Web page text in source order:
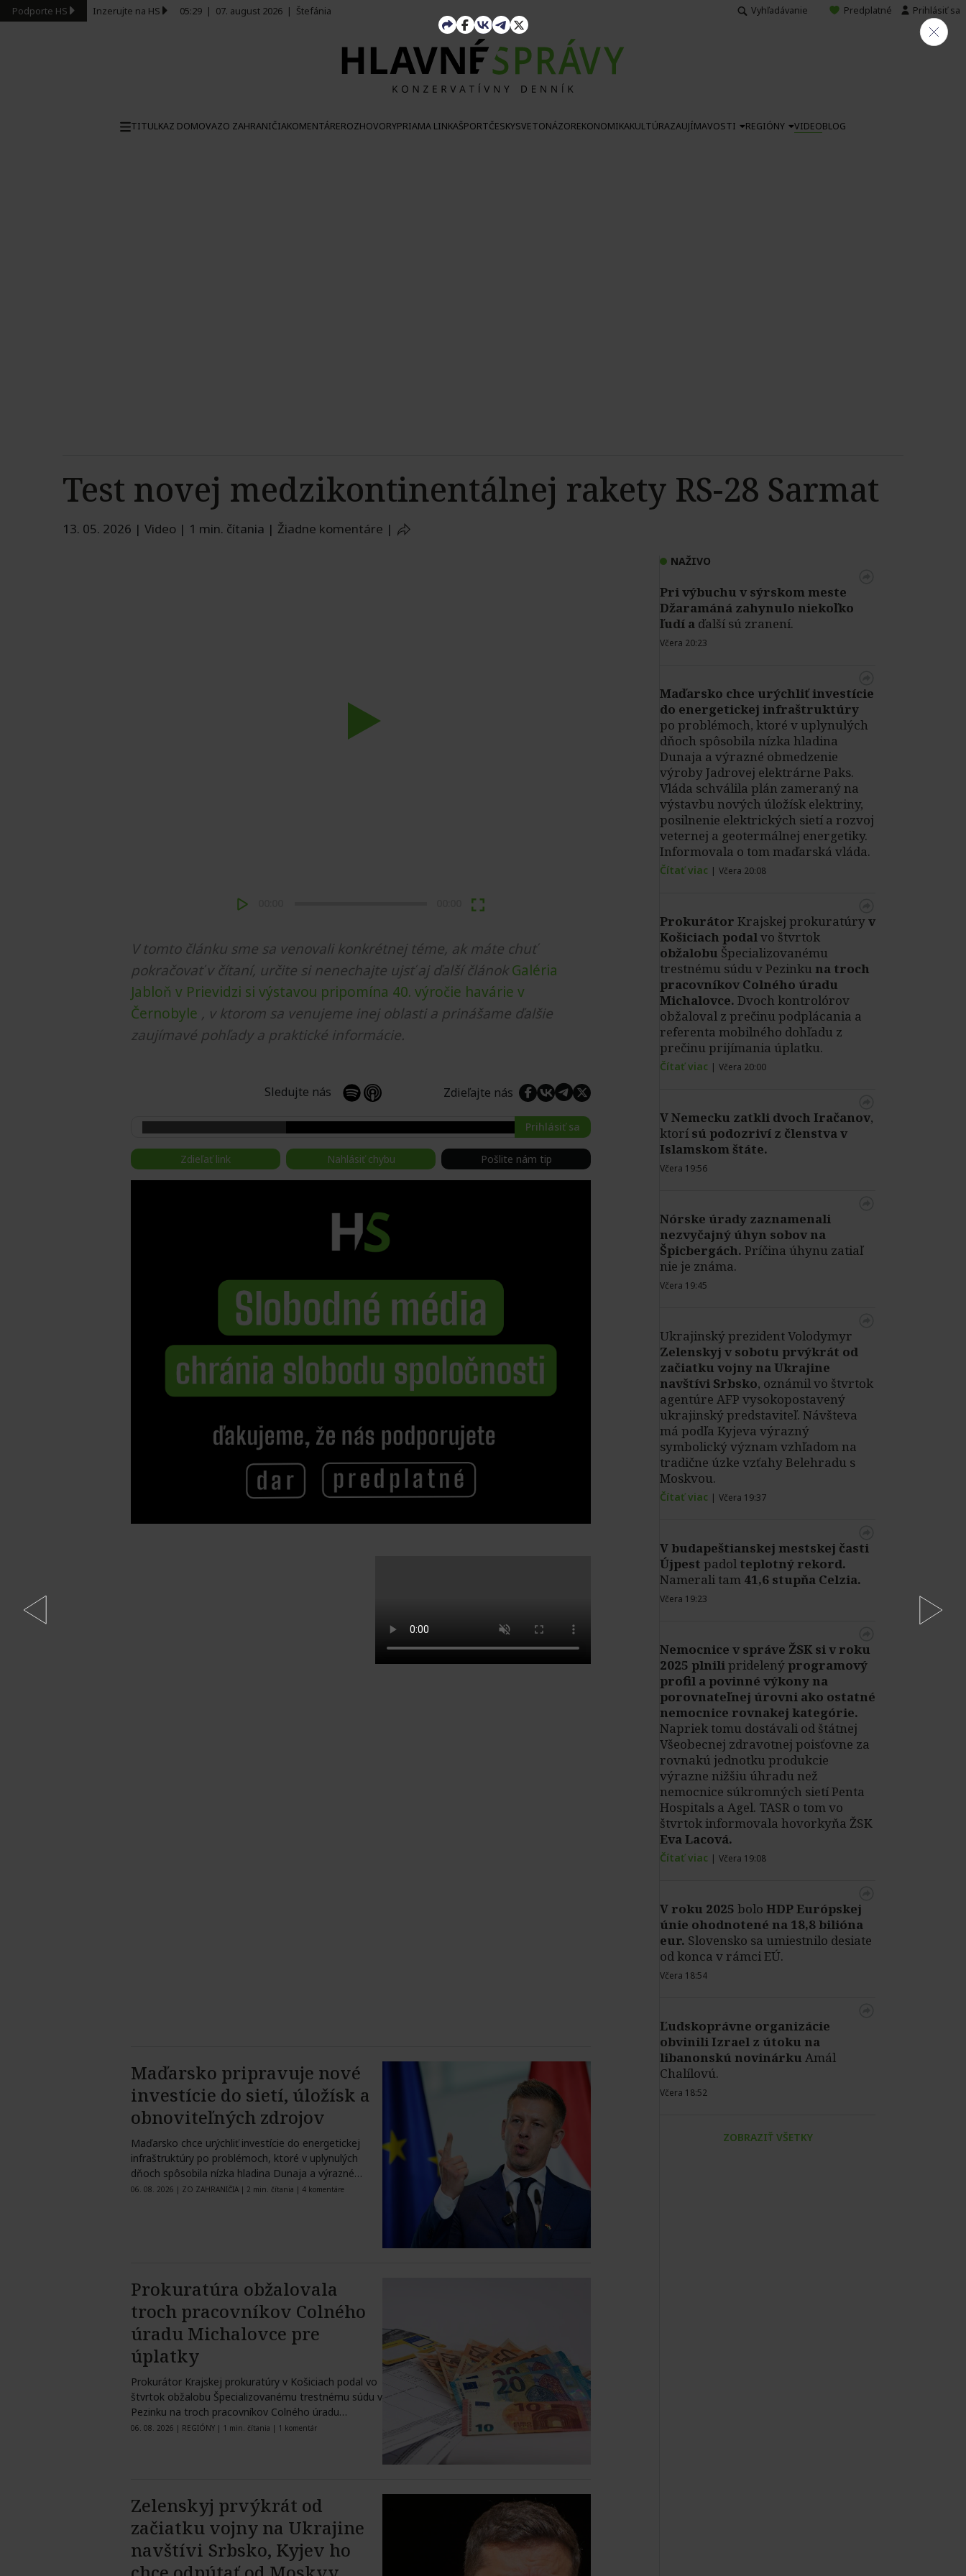
Podporte HS Inzerujte na HS 05:29 | 07. august 2026 | Štefánia Vyhľadávanie Predplatné Prihlásiť sa
TITULKAZ DOMOVAZO ZAHRANIČIAKOMENTÁREROZHOVORYPRIAMA LINKAŠPORTČESKYSVETONÁZOREKONOMIKAKULTÚRAZAUJÍMAVOSTI REGIÓNY VIDEOBLOG
Test novej medzikontinentálnej rakety RS-28 Sarmat
13. 05. 2026 | Video | 1 min. čítania | Žiadne komentáre |
V tomto článku sme sa venovali konkrétnej téme, ak máte chuť
pokračovať v čítaní, určite si nenechajte ujsť aj ďalší článok Galéria
Jabloň v Prievidzi si výstavou pripomína 40. výročie havárie v
Černobyle , v ktorom sa venujeme inej oblasti a prinášame ďalšie
zaujímavé pohľady a praktické informácie.
Sledujte nás Zdieľajte nás
Prihlásiť sa
Zdieľať link Nahlásiť chybu Pošlite nám tip
Maďarsko pripravuje nové
investície do sietí, úložísk a
obnoviteľných zdrojov
Maďarsko chce urýchliť investície do energetickej
infraštruktúry po problémoch, ktoré v uplynulých
dňoch spôsobila nízka hladina Dunaja a výrazné
obmedzenie…
06. 08. 2026 | ZO ZAHRANIČIA | 2 min. čítania | 4 komentáre
Prokuratúra obžalovala
troch pracovníkov Colného
úradu Michalovce pre
úplatky
Prokurátor Krajskej prokuratúry v Košiciach podal vo
štvrtok obžalobu Špecializovanému trestnému súdu v
Pezinku na troch pracovníkov Colného úradu
Michalovce.…
06. 08. 2026 | REGIÓNY | 1 min. čítania | 1 komentár
Zelenskyj prvýkrát od
začiatku vojny na Ukrajine
navštívi Srbsko, Kyjev ho
NAŽIVO
Pri výbuchu v sýrskom meste
Džaramáná zahynulo niekoľko
ľudí a ďalší sú zranení.
Včera 20:23
Maďarsko chce urýchliť investície
do energetickej infraštruktúry
po problémoch, ktoré v uplynulých
dňoch spôsobila nízka hladina
Dunaja a výrazné obmedzenie
výroby Jadrovej elektrárne Paks.
Vláda schválila plán zameraný na
výstavbu nových úložísk elektriny,
posilnenie elektrických sietí a rozvoj
veternej a geotermálnej energetiky.
Informovala o tom maďarská vláda.
Čítať viac | Včera 20:08
Prokurátor Krajskej prokuratúryv
Košiciach podalvo štvrtok
obžalobu Špecializovanému
trestnému súdu v Pezinku na troch
pracovníkov Colného úradu
Michalovce. Dvoch kontrolórov
obžaloval z prečinu podplácania a
referenta mobilného dohľadu z
prečinu prijímania úplatku.
Čítať viac | Včera 20:00
V Nemecku zatkli dvoch Iračanov,
ktorí sú podozriví z členstva v
Islamskom štáte.
Včera 19:56
Nórske úrady zaznamenali
nezvyčajný úhyn sobov na
Špicbergách. Príčina úhynu zatiaľ
nie je známa.
Včera 19:45
Ukrajinský prezident Volodymyr
Zelenskyj v sobotu prvýkrát od
začiatku vojny na Ukrajine
navštívi Srbsko, oznámil vo štvrtok
agentúre AFP vysokopostavený
ukrajinský predstaviteľ. Návšteva
má podľa Kyjeva výrazný
symbolický význam vzhľadom na
tradične úzke vzťahy Belehradu s
Moskvou.
Čítať viac | Včera 19:37
V budapeštianskej mestskej časti
Újpest padol teplotný rekord.
Namerali tam 41,6 stupňa Celzia.
Včera 19:23
Nemocnice v správe ŽSK si v roku
2025 plnilipridelený programový
profil a povinné výkony na
porovnateľnej úrovni ako ostatné
nemocnice rovnakej kategórie.
Napriek tomu dostávali od štátnej
Všeobecnej zdravotnej poisťovne za
rovnakú jednotku produkcie
výrazne nižšiu úhradu než
nemocnice súkromných sietí Penta
Hospitals a Agel. TASR o tom vo
štvrtok informovala hovorkyňa ŽSK
Eva Lacová.
Čítať viac | Včera 19:08
V roku 2025 bolo HDPEurópskej
únie ohodnotené na 18,8 bilióna
eur. Slovensko sa umiestnilo desiate
od konca v rámci EÚ.
Včera 18:54
Ľudskoprávne organizácie
obvinili Izrael z útoku na
libanonskú novinárku Amál
Chalílovú.
Včera 18:52
ZOBRAZIŤ VŠETKY